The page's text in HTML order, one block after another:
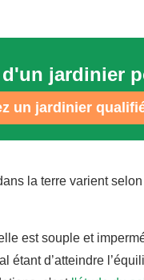
jardinier
un jardinier
la terre varient
est souple et
étant d’atteindre